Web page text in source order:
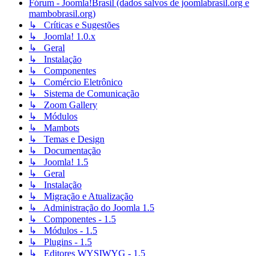
Fórum - Joomla!Brasil (dados salvos de joomlabrasil.org e
mambobrasil.org)
↳ Críticas e Sugestões
↳ Joomla! 1.0.x
↳ Geral
↳ Instalação
↳ Componentes
↳ Comércio Eletrônico
↳ Sistema de Comunicação
↳ Zoom Gallery
↳ Módulos
↳ Mambots
↳ Temas e Design
↳ Documentação
↳ Joomla! 1.5
↳ Geral
↳ Instalação
↳ Migração e Atualização
↳ Administração do Joomla 1.5
↳ Componentes - 1.5
↳ Módulos - 1.5
↳ Plugins - 1.5
↳ Editores WYSIWYG - 1.5